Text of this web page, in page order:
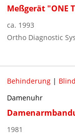
Meßgerät "ONE
ca. 1993
Ortho Diagnostic
Behinderung|
Damenuhr
1981